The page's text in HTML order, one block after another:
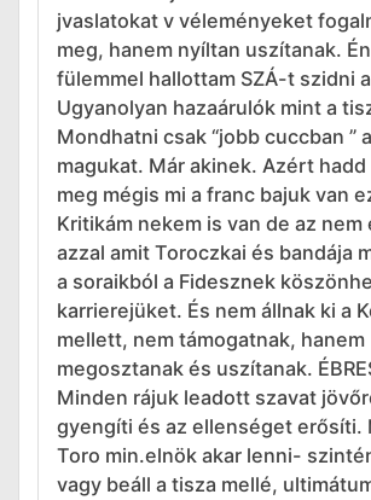
jvaslatokat v véleményeket
meg, hanem nyíltan uszítanak.
fülemmel hallottam SZÁ-t szidni
Ugyanolyan hazaárulók mint a
Mondhatni csak “jobb cuccban ”
magukat. Már akinek. Azért
meg mégis mi a franc bajuk van
Kritikám nekem is van de az nem
azzal amit Toroczkai és bandája
a soraikból a Fidesznek
karrierejüket. És nem állnak ki a
mellett, nem támogatnak, hanem
megosztanak és uszítanak.
Minden rájuk leadott szavat
gyengíti és az ellenséget erősíti.
Toro min.elnök akar lenni-
vagy beáll a tisza mellé,